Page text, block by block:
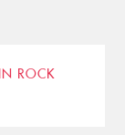
ROCK